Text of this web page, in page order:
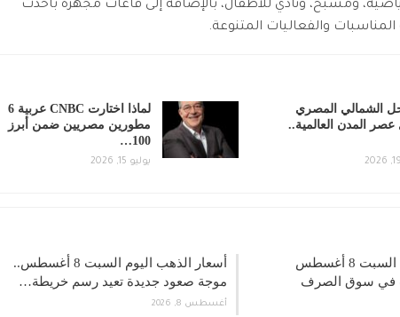
ومسبح، ونادي للأطفال، بالإضافة إلى قاعات مُجهّزة بأحدث
والفعاليات المتنوعة.
الشمالي المصري
المدن العالمية..
لماذا اختارت CNBC عربية 6
مطورين مصريين ضمن أبرز
100…
يوليو 15, 2026
أسعار الدولار اليوم السبت 8 أغسطس
في سوق الصرف
أسعار الذهب اليوم السبت 8 أغسطس..
موجة صعود جديدة تعيد رسم خريطة…
أغسطس 8, 2026